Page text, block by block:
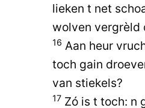
lieken t net
wolven vergrèld
16 Aan heur
toch gain
van stiekels?
17 Zó is t toch: n